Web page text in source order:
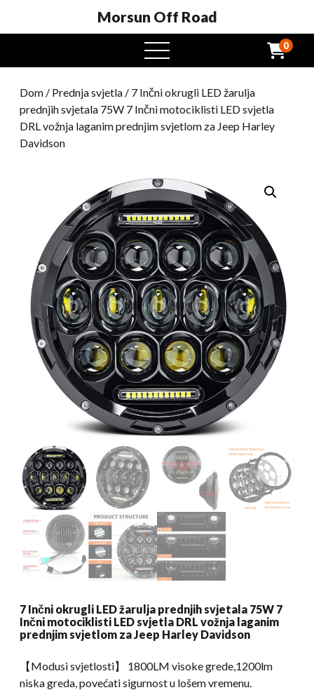
Morsun Off Road
Otvoreni
izbornik
0
Dom / Prednja svjetla / 7 Inčni okrugli LED žarulja
prednjih svjetala 75W 7 Inčni motociklisti LED svjetla
DRL vožnja laganim prednjim svjetlom za Jeep Harley
Davidson
7 Inčni okrugli LED žarulja prednjih svjetala 75W 7
Inčni motociklisti LED svjetla DRL vožnja laganim
prednjim svjetlom za Jeep Harley Davidson
【Modusi svjetlosti】 1800LM visoke grede,1200lm
niska greda, povećati sigurnost u lošem vremenu.